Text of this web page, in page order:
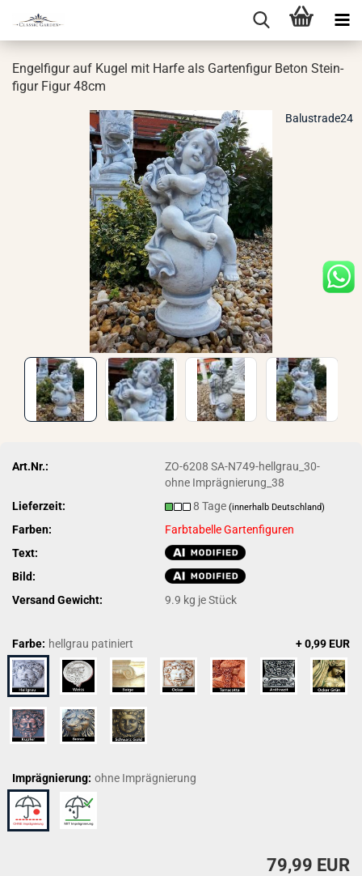
En­gel­fi­gur auf Kugel mit Harfe als Gar­ten­fi­gur Beton Stein­
fi­gur Figur 48cm
Balustrade24
Art.Nr.:
ZO-6208 SA-N749-hellgrau_30-
ohne Imprägnierung_38
Lieferzeit:
8 Tage(innerhalb Deutschland)
Farben:
Farbtabelle Gartenfiguren
Text:
Bild:
Versand Gewicht:
9.9 kg je Stück
Farbe: hellgrau patiniert + 0,99 EUR
Imprägnierung: ohne Imprägnierung
79,99 EUR